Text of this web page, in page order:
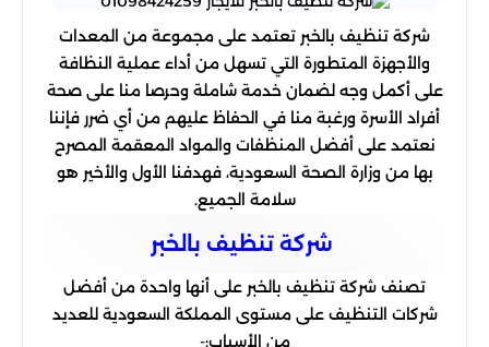
شركة تنظيف بالخبر تعتمد على مجموعة من المعدات
والأجهزة المتطورة التي تسهل من أداء عملية النظافة
على أكمل وجه لضمان خدمة شاملة وحرصا منا على صحة
أفراد الأسرة ورغبة منا في الحفاظ عليهم من أي ضرر فإننا
نعتمد على أفضل المنظفات والمواد المعقمة المصرح
بها من وزارة الصحة السعودية، فهدفنا الأول والأخير هو
سلامة الجميع.
شركة تنظيف بالخبر
تصنف شركة تنظيف بالخبر على أنها واحدة من أفضل
شركات التنظيف على مستوى المملكة السعودية للعديد
من الأسباب:-